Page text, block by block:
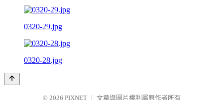
0320-29.jpg
0320-28.jpg
© 2026 PIXNET 文章與圖片權利屬原作者所有